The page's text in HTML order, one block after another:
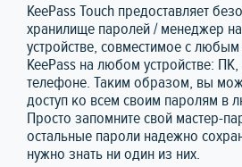
KeePass Touch предоставляет
хранилище паролей / менеджер
устройстве, совместимое с
KeePass на любом устройстве:
телефоне. Таким образом, вы
доступ ко всем своим паролям в
Просто запомните свой мастер-
остальные пароли надежно
нужно знать ни один из них.